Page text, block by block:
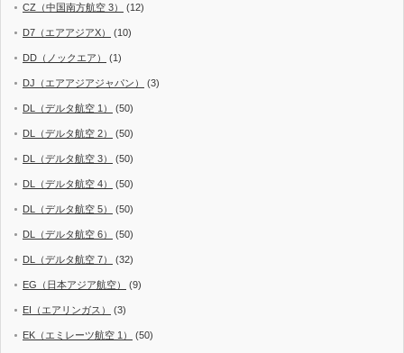
CZ（中国南方航空 3） (12)
D7（エアアジアX） (10)
DD（ノックエア） (1)
DJ（エアアジアジャパン） (3)
DL（デルタ航空 1） (50)
DL（デルタ航空 2） (50)
DL（デルタ航空 3） (50)
DL（デルタ航空 4） (50)
DL（デルタ航空 5） (50)
DL（デルタ航空 6） (50)
DL（デルタ航空 7） (32)
EG（日本アジア航空） (9)
EI（エアリンガス） (3)
EK（エミレーツ航空 1） (50)